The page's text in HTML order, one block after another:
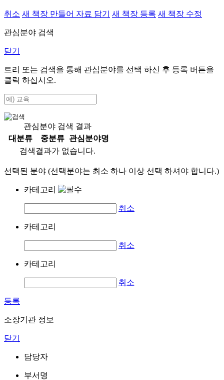
취소 새 책장 만들어 자료 담기 새 책장 등록 새 책장 수정
관심분야 검색
닫기
트리 또는 검색을 통해 관심분야를 선택 하신 후 등록 버튼을
클릭 하십시오.
관심분야 검색 결과
대분류
중분류
관심분야명
검색결과가 없습니다.
선택된 분야 (선택분야는 최소 하나 이상 선택 하셔야 합니다.)
카테고리
취소
카테고리
취소
카테고리
취소
등록
소장기관 정보
닫기
담당자
부서명